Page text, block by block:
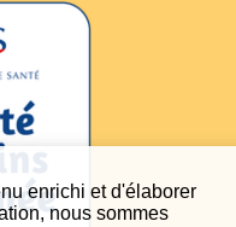
enrichi et d'élaborer
nous sommes